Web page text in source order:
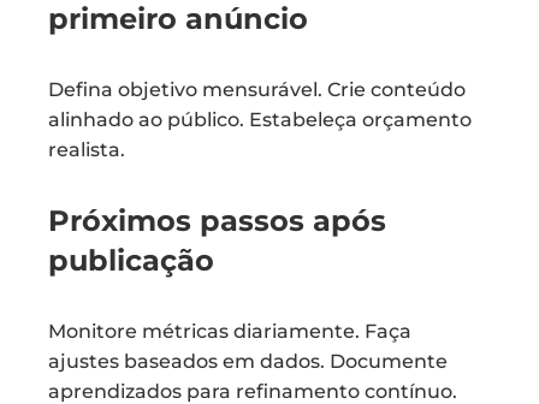
primeiro anúncio
Defina objetivo mensurável. Crie conteúdo
alinhado ao público. Estabeleça orçamento
realista.
Próximos passos após
publicação
Monitore métricas diariamente. Faça
ajustes baseados em dados. Documente
aprendizados para refinamento contínuo.